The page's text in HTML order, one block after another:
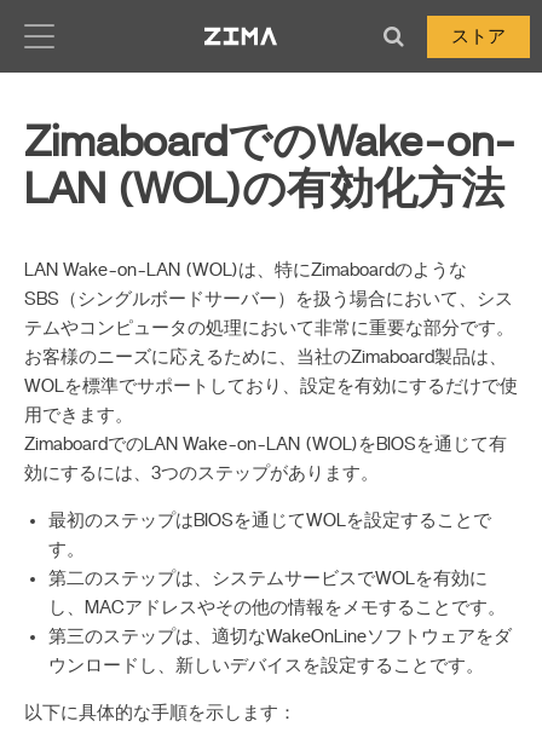
ストア
ZimaboardでのWake-on-
LAN (WOL)の有効化方法
LAN Wake-on-LAN (WOL)は、特にZimaboardのような
SBS（シングルボードサーバー）を扱う場合において、シス
テムやコンピュータの処理において非常に重要な部分です。
お客様のニーズに応えるために、当社のZimaboard製品は、
WOLを標準でサポートしており、設定を有効にするだけで使
用できます。
ZimaboardでのLAN Wake-on-LAN (WOL)をBIOSを通じて有
効にするには、3つのステップがあります。
最初のステップはBIOSを通じてWOLを設定することで
す。
第二のステップは、システムサービスでWOLを有効に
し、MACアドレスやその他の情報をメモすることです。
第三のステップは、適切なWakeOnLineソフトウェアをダ
ウンロードし、新しいデバイスを設定することです。
以下に具体的な手順を示します：